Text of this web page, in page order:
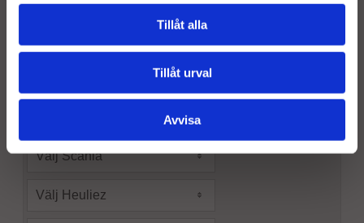
Tillåt alla
Tillåt urval
Avvisa
Välj Scania
Välj Heuliez